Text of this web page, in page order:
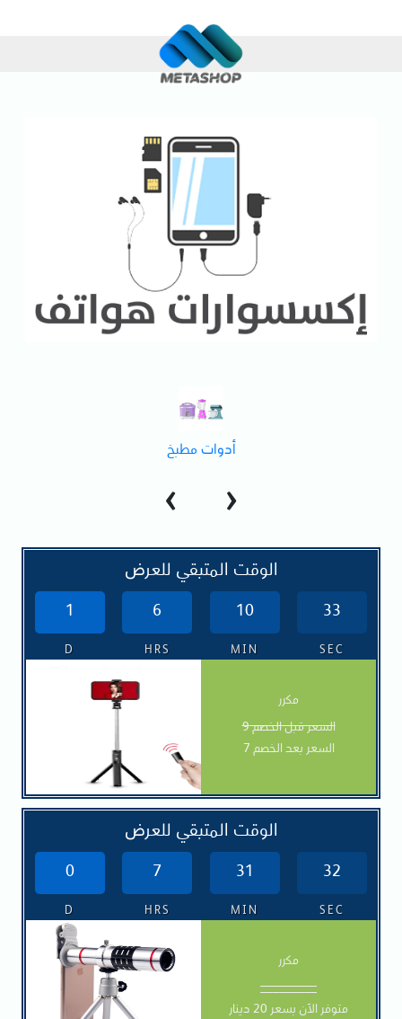
أدوات مطبخ
‹ ›
الوقت المتبقي للعرض
1 6 10 31
D HRS MIN SEC
مكرر
السعر قبل الخصم 9
السعر بعد الخصم 7
الوقت المتبقي للعرض
0 7 31 30
D HRS MIN SEC
مكرر
_________
متوفر الآن بسعر 20 دينار